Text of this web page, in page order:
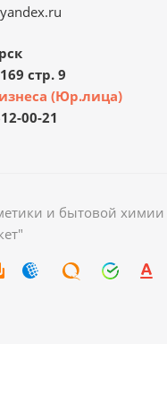
стр. 9
(Юр.лица)
00-21
и бытовой химии